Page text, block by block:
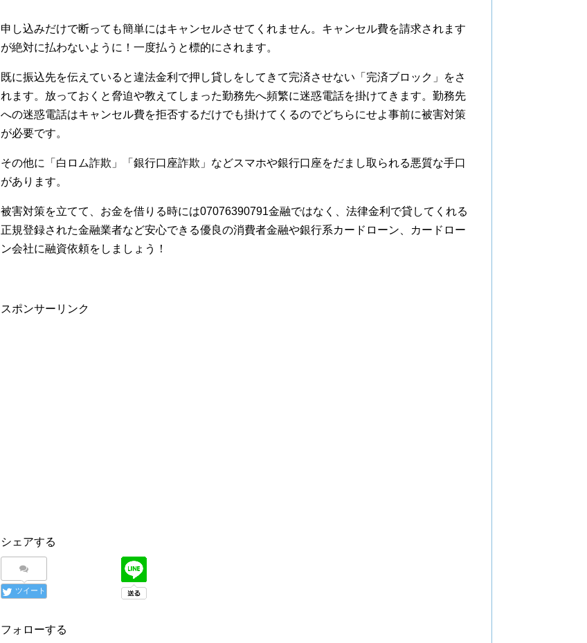
申し込みだけで断っても簡単にはキャンセルさせてくれません。キャンセル費を請求されます
が絶対に払わないように！一度払うと標的にされます。
既に振込先を伝えていると違法金利で押し貸しをしてきて完済させない「完済ブロック」をさ
れます。放っておくと脅迫や教えてしまった勤務先へ頻繁に迷惑電話を掛けてきます。勤務先
への迷惑電話はキャンセル費を拒否するだけでも掛けてくるのでどちらにせよ事前に被害対策
が必要です。
その他に「白ロム詐欺」「銀行口座詐欺」などスマホや銀行口座をだまし取られる悪質な手口
があります。
被害対策を立てて、お金を借りる時には07076390791金融ではなく、法律金利で貸してくれる
正規登録された金融業者など安心できる優良の消費者金融や銀行系カードローン、カードロー
ン会社に融資依頼をしましょう！
スポンサーリンク
シェアする
ツイート
フォローする